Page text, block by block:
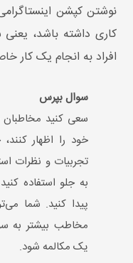
نوشتن کپشن
کاری داشته باشد،
افراد به انجام یک کار
سوال بپرس
سعی کنید مخاطبان
خود را اظهار
تجربیات و نظرات
به جلو استفاده
پیدا کنید. شما
مخاطب بیشتر به
یک مکالمه شود.